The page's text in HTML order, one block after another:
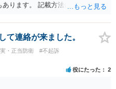
ります。 記載方法については、
良いかと考えます。
て連絡が来ました。
・正当防衛
#不起訴
役にたった 2